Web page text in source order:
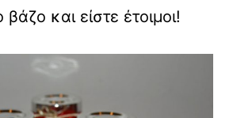
και είστε έτοιμοι!